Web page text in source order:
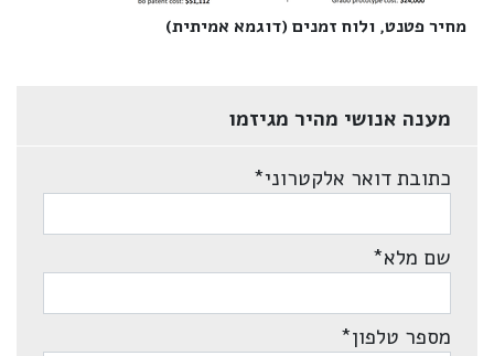
מחיר פטנט, ולוח זמנים (דוגמא אמיתית)‎
מענה אנושי מהיר מגיזמו
כתובת דואר אלקטרוני*
שם מלא*
מספר טלפון*